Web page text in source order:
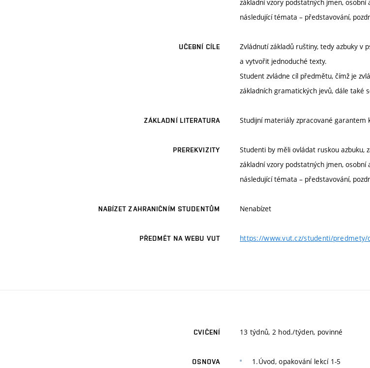
základní vzory podstatných jmen,
následující témata – představování,
UČEBNÍ CÍLE
Zvládnutí základů ruštiny, tedy azbuky v
a vytvořit jednoduché texty.
Student zvládne cíl předmětu, čímž je
základních gramatických jevů, dále také
ZÁKLADNÍ LITERATURA Studijní materiály zpracované garantem
PREREKVIZITY
Studenti by měli ovládat ruskou azbuku,
základní vzory podstatných jmen,
následující témata – představování,
NABÍZET ZAHRANIČNÍM STUDENTŮM Nenabízet
PŘEDMĚT NA WEBU VUT https://www.vut.cz/studenti/predmety/
CVIČENÍ 13 týdnů, 2 hod./týden, povinné
OSNOVA 1.Úvod, opakování lekcí 1-5